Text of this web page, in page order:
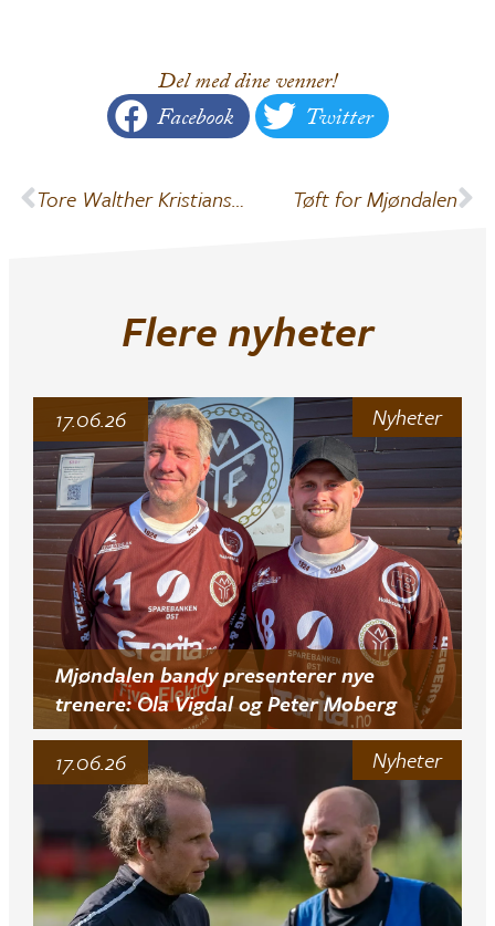
Del med dine venner!
Facebook Twitter
Tore Walther Kristiansen 60 år! Tøft for Mjøndalen
Flere nyheter
Nyheter
Mjøndalen bandy presenterer nye
trenere: Ola Vigdal og Peter Moberg
17.06.26
Nyheter
17.06.26